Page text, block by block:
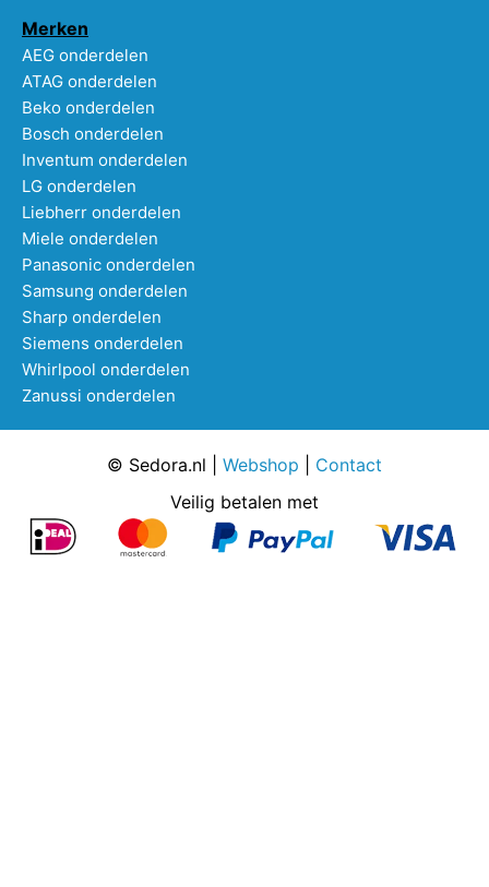
Merken
AEG onderdelen
ATAG onderdelen
Beko onderdelen
Bosch onderdelen
Inventum onderdelen
LG onderdelen
Liebherr onderdelen
Miele onderdelen
Panasonic onderdelen
Samsung onderdelen
Sharp onderdelen
Siemens onderdelen
Whirlpool onderdelen
Zanussi onderdelen
© Sedora.nl | Webshop
Contact
Veilig betalen met